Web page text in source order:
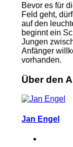
Bevor es für
Feld geht,
auf den
beginnt ein
Jungen
Anfänger
vorhanden.
Über den
Jan Engel